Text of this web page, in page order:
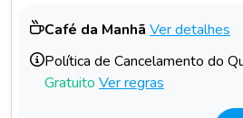
Café da Manhã Ver detalhes
Política de Cancelamento do
Gratuito Ver regras